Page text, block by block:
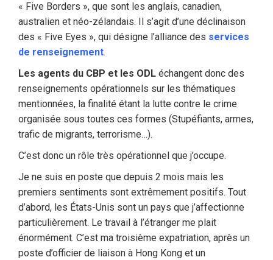
« Five Borders », que sont les anglais, canadien,
australien et néo-zélandais. Il s’agit d’une déclinaison
des « Five Eyes », qui désigne l’alliance des services
de renseignement.
Les agents du CBP et les ODL échangent donc des
renseignements opérationnels sur les thématiques
mentionnées, la finalité étant la lutte contre le crime
organisée sous toutes ces formes (Stupéfiants, armes,
trafic de migrants, terrorisme…).
C’est donc un rôle très opérationnel que j’occupe.
Je ne suis en poste que depuis 2 mois mais les
premiers sentiments sont extrêmement positifs. Tout
d’abord, les États-Unis sont un pays que j’affectionne
particulièrement. Le travail à l’étranger me plait
énormément. C’est ma troisième expatriation, après un
poste d’officier de liaison à Hong Kong et un